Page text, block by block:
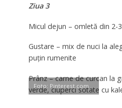
Ziua 3
Micul dejun – omletă din 2-
Gustare – mix de nuci la
puțin rumenite
Prânz – carne de curcan la
verde, ciuperci sotate cu
Foto: Pinterest.com